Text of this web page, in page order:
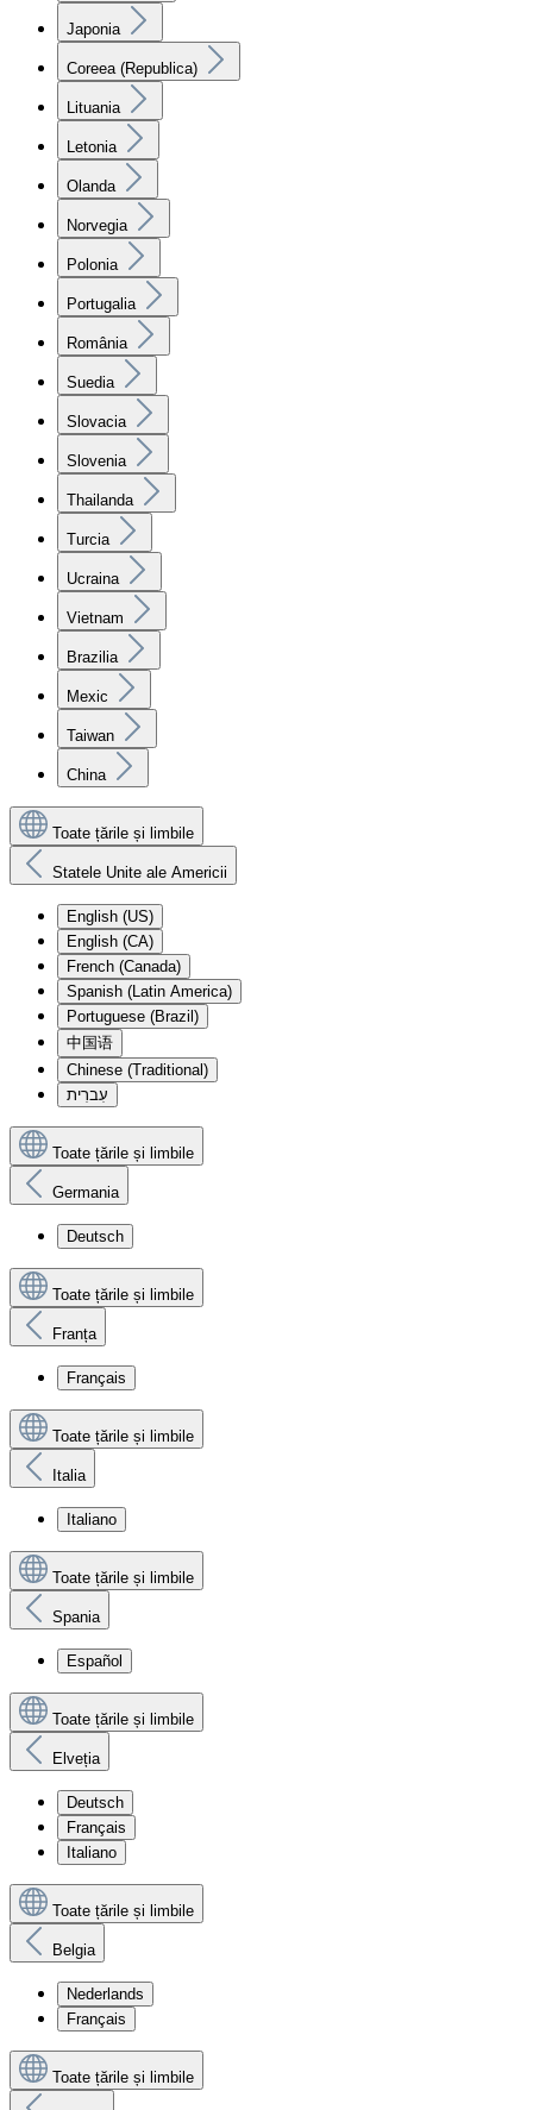
Japonia
Coreea (Republica)
Lituania
Letonia
Olanda
Norvegia
Polonia
Portugalia
România
Suedia
Slovacia
Slovenia
Thailanda
Turcia
Ucraina
Vietnam
Brazilia
Mexic
Taiwan
China
Toate țările și limbile
Statele Unite ale Americii
English (US)
English (CA)
French (Canada)
Spanish (Latin America)
Portuguese (Brazil)
中国语
Chinese (Traditional)
עִברִית
Toate țările și limbile
Germania
Deutsch
Toate țările și limbile
Franța
Français
Toate țările și limbile
Italia
Italiano
Toate țările și limbile
Spania
Español
Toate țările și limbile
Elveția
Deutsch
Français
Italiano
Toate țările și limbile
Belgia
Nederlands
Français
Toate țările și limbile